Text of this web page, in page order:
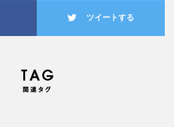
ツイートする